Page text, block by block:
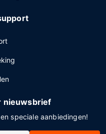
nieuwsbrief
speciale aanbiedingen!